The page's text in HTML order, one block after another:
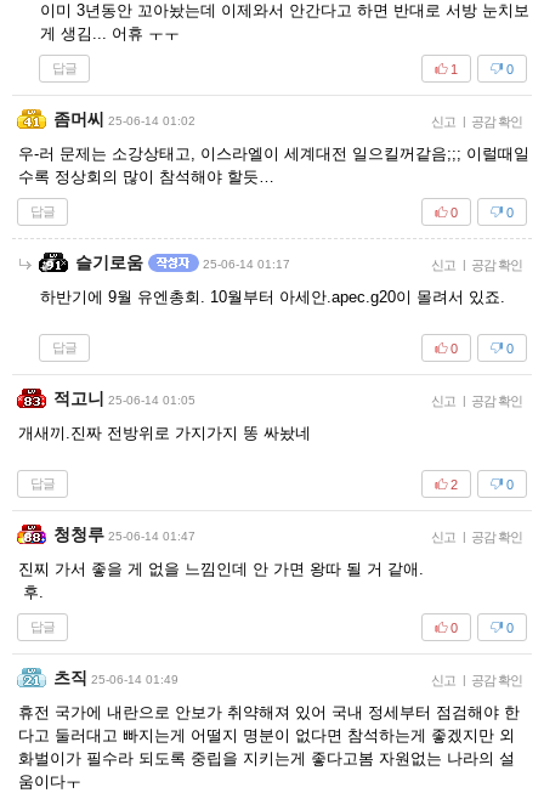
이미 3년동안 꼬아놨는데 이제와서 안간다고 하면 반대로 서방 눈치보
게 생김... 어휴 ㅜㅜ
답글 0
1
좀머씨 25-06-14 01:02 신고 공감 확인
우-러 문제는 소강상태고, 이스라엘이 세계대전 일으킬꺼같음;;; 이럴때일
수록 정상회의 많이 참석해야 할듯…
답글 0
0
슬기로움 25-06-14 01:17 신고 공감 확인
하반기에 9월 유엔총회. 10월부터 아세안.apec.g20이 몰려서 있죠.
답글 0
0
적고니 25-06-14 01:05 신고 공감 확인
개새끼.진짜 전방위로 가지가지 똥 싸놨네
답글 0
2
청청루 25-06-14 01:47 신고 공감 확인
진찌 가서 좋을 게 없을 느낌인데 안 가면 왕따 될 거 같애.
후.
답글 0
0
츠직 25-06-14 01:49 신고 공감 확인
휴전 국가에 내란으로 안보가 취약해져 있어 국내 정세부터 점검해야 한
다고 둘러대고 빠지는게 어떨지 명분이 없다면 참석하는게 좋겠지만 외
화벌이가 필수라 되도록 중립을 지키는게 좋다고봄 자원없는 나라의 설
움이다ㅜ